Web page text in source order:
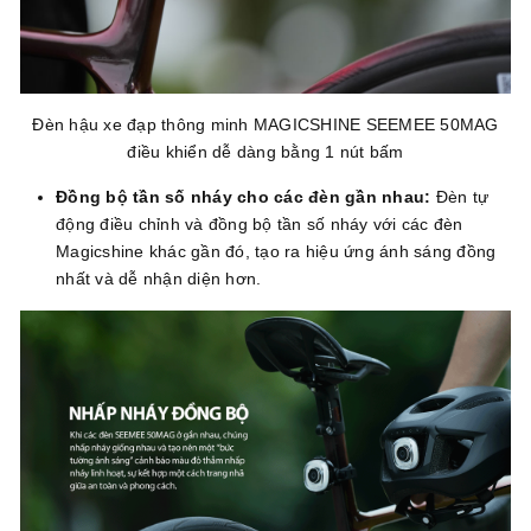
Đèn hậu xe đạp thông minh MAGICSHINE SEEMEE 50MAG
điều khiển dễ dàng bằng 1 nút bấm
Đồng bộ tần số nháy cho các đèn gần nhau: Đèn tự
động điều chỉnh và đồng bộ tần số nháy với các đèn
Magicshine khác gần đó, tạo ra hiệu ứng ánh sáng đồng
nhất và dễ nhận diện hơn.